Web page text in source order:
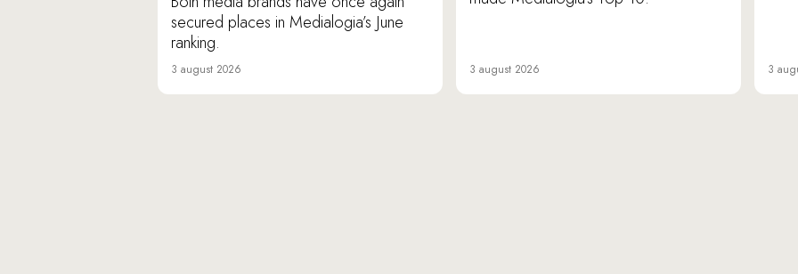
secured places in Medialogia’s June
ranking.
3 august 2026 3 august 2026 3